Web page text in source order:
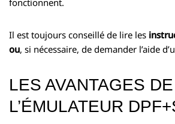
Il est toujours conseillé de lire les
ou, si nécessaire, de demander l’aide
LES AVANTAGES DE
L’ÉMULATEUR